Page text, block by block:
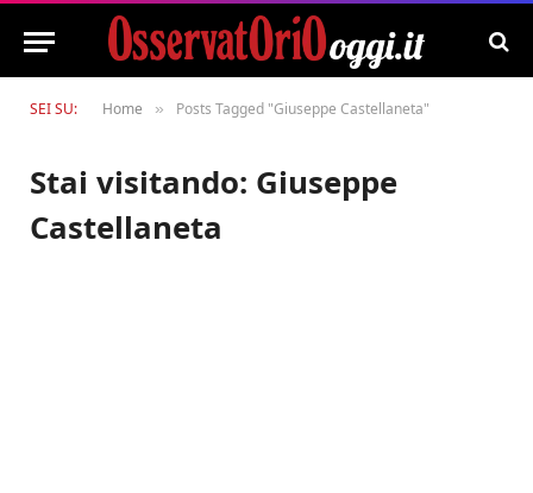
SEI SU: Home » Posts Tagged "Giuseppe Castellaneta"
Stai visitando: Giuseppe
Castellaneta